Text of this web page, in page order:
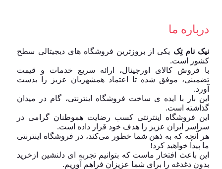
درباره ما
نیک نام تِک یکی از بروزترین فروشگاه های دیجیتالی سطح
کشور است.
با فروش کالای اورجینال، ارائه سریع خدمات و قیمت
تضمینی، موفق شده تا اعتماد همشهریان عزیز را بدست
آورد.
این بار با ایده ی ساخت فروشگاه اینترنتی، گام در میدان
گذاشته است.
این فروشگاه اینترنتی کسب رضایت هموطنان گرامی در
سراسر ایران عزیز را هدف خود قرار داده است.
هر آنچه که به ذهن شما خطور می‌کند، در فروشگاه اینترنتی
ما پیدا خواهید کرد!
این باعث افتخار ماست که بتوانیم تجربه ای دلنشین ازخرید
بدون دغدغه را برای شما عزیزان فراهم آوریم.